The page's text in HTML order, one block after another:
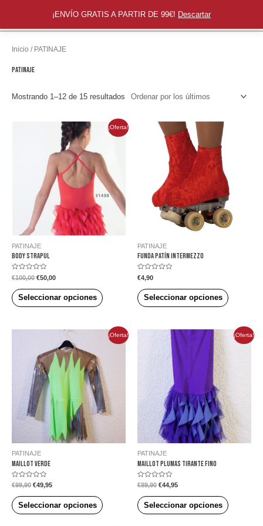
contenido
Las zapatillas rosas
Inicio / PATINAJE
PATINAJE
Mostrando 1–12 de 15 resultados
¡Oferta!
PATINAJE
Body Strapul
Valorado
en
de
5
€100,00 €50,00
Seleccionar opciones
PATINAJE
FUNDA PATÍN INTERMEZZO
Valorado
en
de
5
€4,90
Seleccionar opciones
¡Oferta!
PATINAJE
MAILLOT VERDE
Valorado
en
de
5
€99,90 €49,95
Seleccionar opciones
¡Oferta!
PATINAJE
MAILLOT PLUMAS TIRANTE FINO
Valorado
en
de
5
€89,90 €44,95
Seleccionar opciones
¡ENVÍO GRATIS A PARTIR DE 99€! Descartar